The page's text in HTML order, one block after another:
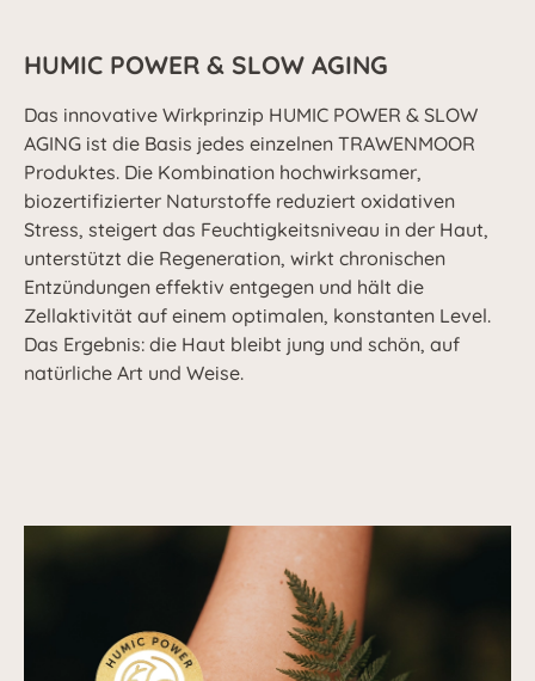
HUMIC POWER & SLOW AGING
Das innovative Wirkprinzip HUMIC POWER & SLOW
AGING ist die Basis jedes einzelnen TRAWENMOOR
Produktes. Die Kombination hochwirksamer,
biozertifizierter Naturstoffe reduziert oxidativen
Stress, steigert das Feuchtigkeitsniveau in der Haut,
unterstützt die Regeneration, wirkt chronischen
Entzündungen effektiv entgegen und hält die
Zellaktivität auf einem optimalen, konstanten Level.
Das Ergebnis: die Haut bleibt jung und schön, auf
natürliche Art und Weise.